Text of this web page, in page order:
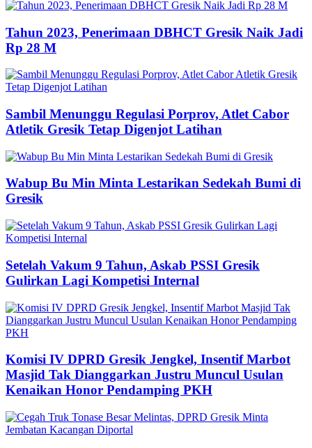
Tahun 2023, Penerimaan DBHCT Gresik Naik Jadi
Rp 28 M
Sambil Menunggu Regulasi Porprov, Atlet Cabor
Atletik Gresik Tetap Digenjot Latihan
Wabup Bu Min Minta Lestarikan Sedekah Bumi di
Gresik
Setelah Vakum 9 Tahun, Askab PSSI Gresik
Gulirkan Lagi Kompetisi Internal
Komisi IV DPRD Gresik Jengkel, Insentif Marbot
Masjid Tak Dianggarkan Justru Muncul Usulan
Kenaikan Honor Pendamping PKH